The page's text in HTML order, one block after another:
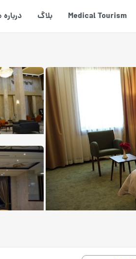
Medical Tourism بلاگ درباره